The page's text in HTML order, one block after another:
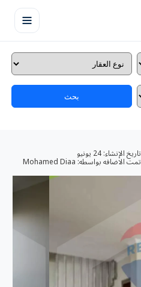
بحث
تاريخ الإنشاء:
تمت الاضافه بواسطه: Mohamed Diaa